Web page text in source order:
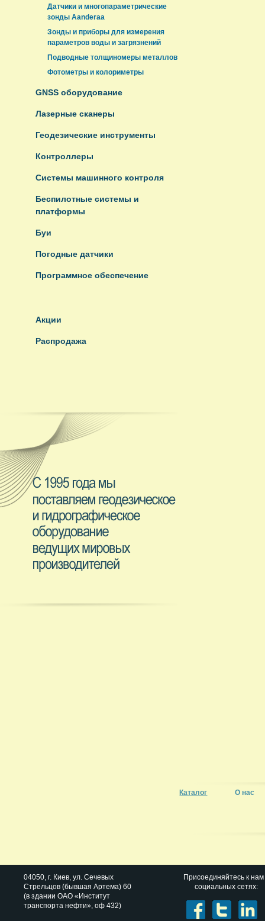
Датчики и многопараметрические
зонды Aanderaa
Зонды и приборы для измерения
параметров воды и загрязнений
Подводные толщиномеры металлов
Фотометры и колориметры
GNSS оборудование
Лазерные сканеры
Геодезические инструменты
Контроллеры
Системы машинного контроля
Беспилотные системы и
платформы
Буи
Погодные датчики
Программное обеспечение
Акции
Распродажа
Каталог О нас
04050, г. Киев, ул. Сечевых
Стрельцов (бывшая Артема) 60
(в здании ОАО «Институт
транспорта нефти», оф 432)
Присоединяйтесь к нам
социальных сетях: